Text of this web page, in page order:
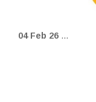
04 Feb 26 ...